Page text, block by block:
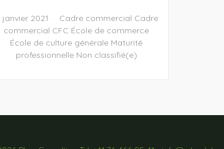
janvier 2021 Cadre commercial Cadre
commercial CFC École de commerce
École de culture générale Maturité
professionnelle Non classifié(e)